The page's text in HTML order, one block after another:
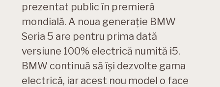
prezentat public în premieră
mondială. A noua generație BMW
Seria 5 are pentru prima dată
versiune 100% electrică numită i5.
BMW continuă să își dezvolte gama
electrică, iar acest nou model o face